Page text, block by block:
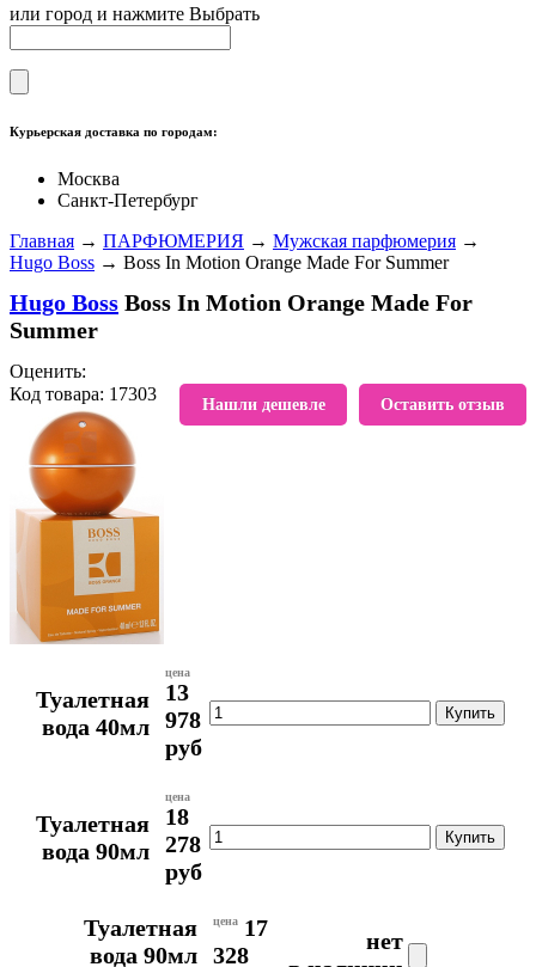
или город и нажмите Выбрать
Курьерская доставка по городам:
Москва
Санкт-Петербург
Главная → ПАРФЮМЕРИЯ → Мужская парфюмерия →
Hugo Boss → Boss In Motion Orange Made For Summer
Hugo Boss Boss In Motion Orange Made For
Summer
Оставить отзыв
Нашли дешевле
Оценить:
Код товара: 17303
В избранное
Туалетная
вода 40мл
цена
13
978
руб
Туалетная
вода 90мл
цена
18
278
руб
Туалетная
вода 90мл
цена 17
328
нет